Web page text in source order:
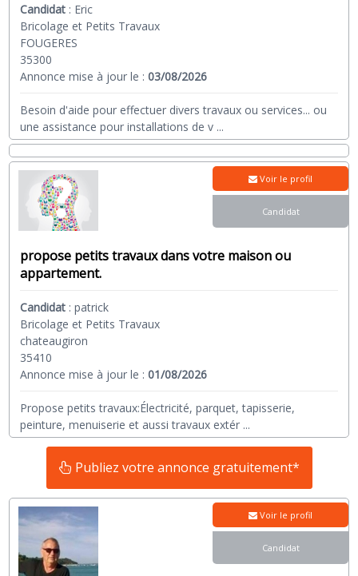
Candidat : Eric
Bricolage et Petits Travaux
FOUGERES
35300
Annonce mise à jour le :03/08/2026
Besoin d'aide pour effectuer divers travaux ou services... ou
une assistance pour installations de v ...
propose petits travaux dans votre maison ou
appartement.
Candidat :patrick
Bricolage et Petits Travaux
chateaugiron
35410
Annonce mise à jour le :01/08/2026
Propose petits travaux:Électricité, parquet, tapisserie,
peinture, menuiserie et aussi travaux extér ...
Voir le profil
Candidat
Publiez votre annonce gratuitement*
Voir le profil
Candidat